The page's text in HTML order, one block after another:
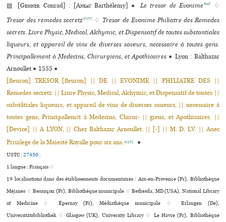
▨ [Gessner Conrad] : [Aneau Barthélemy] ● Le tresor de Evonime BnF
♢
Tresor des remedes secretzUSTC ♢ Tresor de Evonime Philiatre des Remedes
secrets. Livre Physic, Medical, Alchymic, et Dispensatif de toutes substantiales
liqueurs, et appareil de vins de diverses saveurs, necessaire à toutes gens.
Principallement à Medecins, Chirurgiens, et Apothicaires ● Lyon : Balthazar
Arnoullet ● 1555 ●
[fleuron] TRESOR [fleuron] || DE || EVONIME || PHILIATRE DES ||
Remedes secretz. || Liure Physic, Medical, Alchymic, et Dispensatif de toutes ||
substãtiales liqueurs, et appareil de vins de diuerses saueurs, || necessaire à
toutes gens, Principallemẽt à Medecins, Chirur- || giens, et Apothicaires. ||
[Device] || A LYON, || Chez Balthazar Arnoullet. || [-] || M. D. LV. || Auec
Priuilege de la Maiesté Royalle pour six ans. USTC ●
USTC :27450.
1 langue :Français ♢
19 localisations dans des établissements documentaires : Aix-en-Provence (Fr), Bibliothèque
Méjanes ♢ Besançon (Fr), Bibliothèque muni­ci­pale ♢ Bethesda, MD (USA), National Library
of Medicine ♢ Épernay (Fr), Médiathèque muni­ci­pale ♢ Erlangen (De),
Universitätsbibliothek ♢ Glasgow (UK), University Library ♢ Le Havre (Fr), Bibliothèque